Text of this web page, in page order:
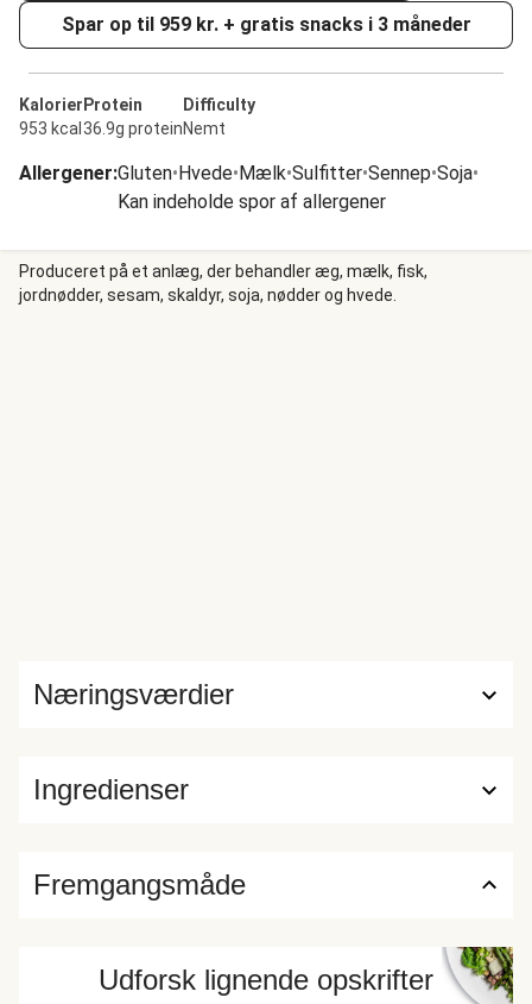
Spar op til 959 kr. + gratis snacks i 3 måneder
Kalorier
953 kcal
Protein
36.9g protein
Difficulty
Nemt
Allergener:Gluten•Hvede•Mælk•Sulfitter•Sennep•Soja•
Kan indeholde spor af allergener
Produceret på et anlæg, der behandler æg, mælk, fisk,
jordnødder, sesam, skaldyr, soja, nødder og hvede.
Ingredienser
Næringsværdier
Fremgangsmåde
Udforsk lignende opskrifter